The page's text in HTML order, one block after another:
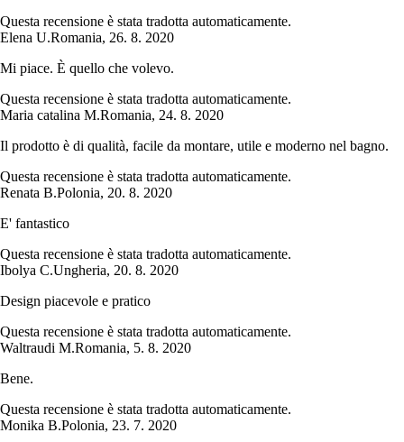
Questa recensione è stata tradotta automaticamente.
Elena U.Romania, 26. 8. 2020
Mi piace. È quello che volevo.
Questa recensione è stata tradotta automaticamente.
Maria catalina M.Romania, 24. 8. 2020
Il prodotto è di qualità, facile da montare, utile e moderno nel bagno.
Questa recensione è stata tradotta automaticamente.
Renata B.Polonia, 20. 8. 2020
E' fantastico
Questa recensione è stata tradotta automaticamente.
Ibolya C.Ungheria, 20. 8. 2020
Design piacevole e pratico
Questa recensione è stata tradotta automaticamente.
Waltraudi M.Romania, 5. 8. 2020
Bene.
Questa recensione è stata tradotta automaticamente.
Monika B.Polonia, 23. 7. 2020